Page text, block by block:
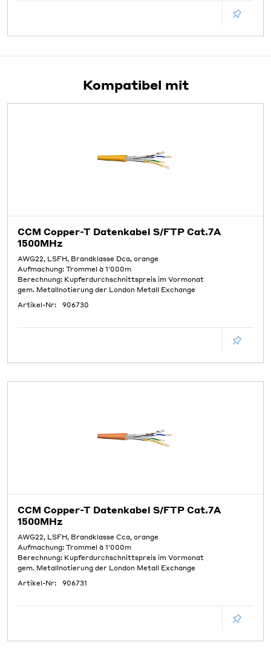
Kompatibel mit
CCM Copper-T Datenkabel S/FTP Cat.7A
1500MHz
AWG22, LSFH, Brandklasse Dca, orange
Aufmachung: Trommel à 1'000m
Berechnung: Kupferdurchschnittspreis im Vormonat
gem. Metallnotierung der London Metall Exchange
Artikel-Nr:
906730
CCM Copper-T Datenkabel S/FTP Cat.7A
1500MHz
AWG22, LSFH, Brandklasse Cca, orange
Aufmachung: Trommel à 1'000m
Berechnung: Kupferdurchschnittspreis im Vormonat
gem. Metallnotierung der London Metall Exchange
Artikel-Nr:
906731